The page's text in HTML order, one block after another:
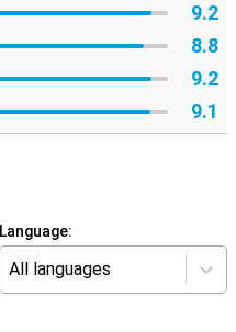
9.2
8.8
9.2
9.1
Language:
All languages